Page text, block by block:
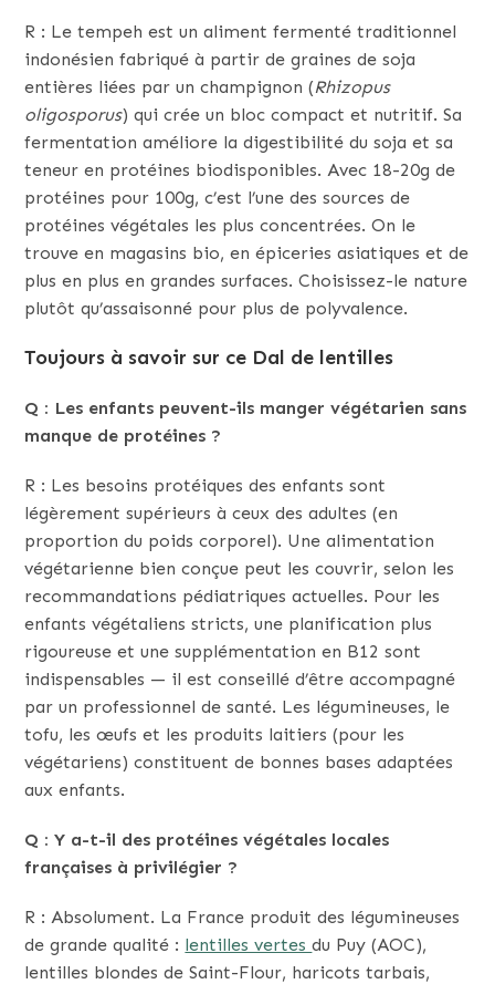
R : Le tempeh est un aliment fermenté traditionnel
indonésien fabriqué à partir de graines de soja
entières liées par un champignon (Rhizopus
oligosporus) qui crée un bloc compact et nutritif. Sa
fermentation améliore la digestibilité du soja et sa
teneur en protéines biodisponibles. Avec 18-20g de
protéines pour 100g, c’est l’une des sources de
protéines végétales les plus concentrées. On le
trouve en magasins bio, en épiceries asiatiques et de
plus en plus en grandes surfaces. Choisissez-le nature
plutôt qu’assaisonné pour plus de polyvalence.
Toujours à savoir sur ce Dal de lentilles
Q : Les enfants peuvent-ils manger végétarien sans
manque de protéines ?
R : Les besoins protéiques des enfants sont
légèrement supérieurs à ceux des adultes (en
proportion du poids corporel). Une alimentation
végétarienne bien conçue peut les couvrir, selon les
recommandations pédiatriques actuelles. Pour les
enfants végétaliens stricts, une planification plus
rigoureuse et une supplémentation en B12 sont
indispensables — il est conseillé d’être accompagné
par un professionnel de santé. Les légumineuses, le
tofu, les œufs et les produits laitiers (pour les
végétariens) constituent de bonnes bases adaptées
aux enfants.
Q : Y a-t-il des protéines végétales locales
françaises à privilégier ?
R : Absolument. La France produit des légumineuses
de grande qualité : lentilles vertesdu Puy (AOC),
lentilles blondes de Saint-Flour, haricots tarbais,